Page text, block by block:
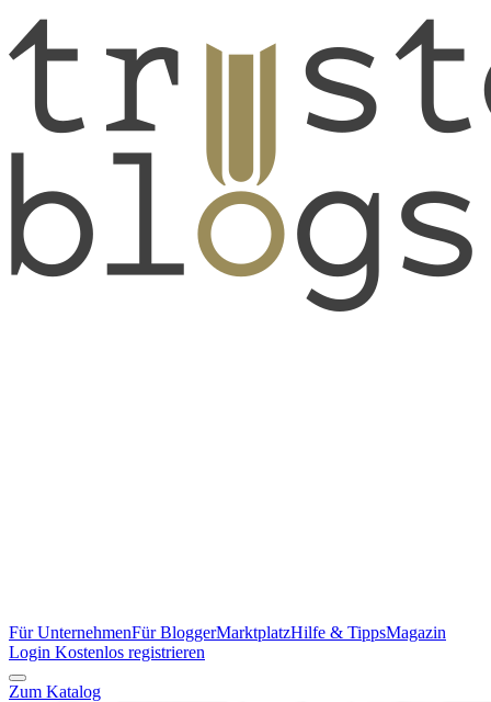
Für UnternehmenFür BloggerMarktplatzHilfe & TippsMagazin
Login Kostenlos registrieren
Zum Katalog